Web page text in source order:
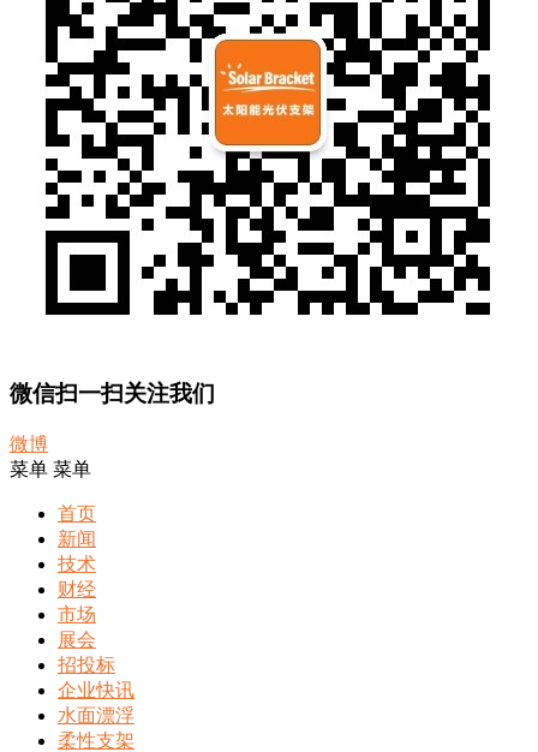
微信扫一扫关注我们
微博
菜单 菜单
首页
新闻
技术
财经
市场
展会
招投标
企业快讯
水面漂浮
柔性支架